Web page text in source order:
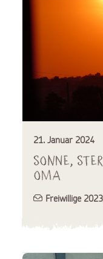
21. Januar 2024
Sonne,
Oma
Freiwillige